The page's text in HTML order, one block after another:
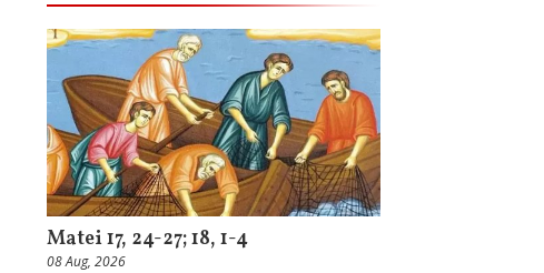
Matei 17, 24-27; 18, 1-4
08 Aug, 2026